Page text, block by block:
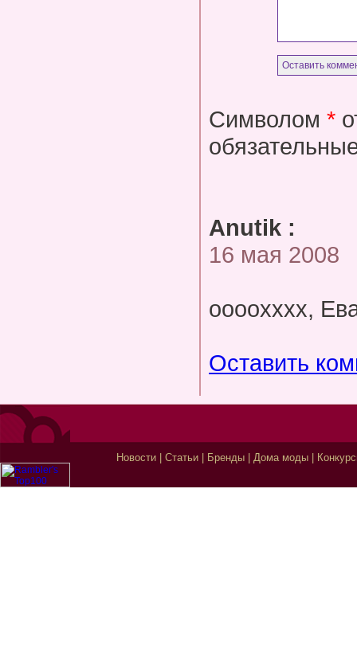
Символом *
Anutik :
16 мая 2008
оооохххх,
Оставить
Новости| Статьи| Бренды| Дома моды|